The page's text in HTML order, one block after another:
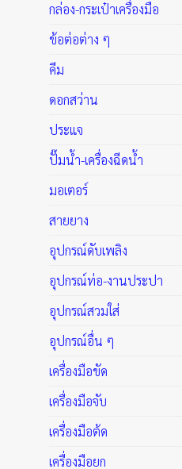
กล่อง-กระเป๋าเครื่องมือ
ข้อต่อต่าง ๆ
คีม
ดอกสว่าน
ประแจ
ปั๊มน้ำ-เครื่องฉีดน้ำ
มอเตอร์
สายยาง
อุปกรณ์ดับเพลิง
อุปกรณ์ท่อ-งานประปา
อุปกรณ์สวมใส่
อุปกรณ์อื่น ๆ
เครื่องมือขัด
เครื่องมือจับ
เครื่องมือต้ด
เครื่องมือยก